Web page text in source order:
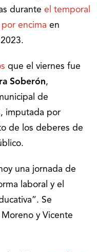
durante el temporal
encima en
que el viernes fue
Soberón,
de
imputada por
de los deberes de
una jornada de
laboral y el
Se
y Vicente